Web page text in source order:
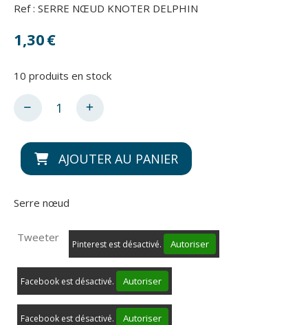
Ref : SERRE NŒUD KNOTER DELPHIN
1,30€
10 produits en stock
AJOUTER AU PANIER
Serre nœud
Tweeter
Pinterest est désactivé. Autoriser
Facebook est désactivé. Autoriser
Facebook est désactivé. Autoriser